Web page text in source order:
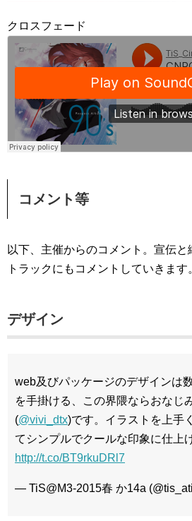
クロスフェード
コメント等
以下、主催からのコメント。宣伝
トラックにもコメントしていきます
デザイン
web及びパッケージのデザインは
を手掛ける、この界隈ならおなじ
(@vivi_dtx)です。イラストを上手
てシンプルでクールな印象に仕上
http://t.co/BT9rkuDRl7
— TiS@M3-2015春 か14a